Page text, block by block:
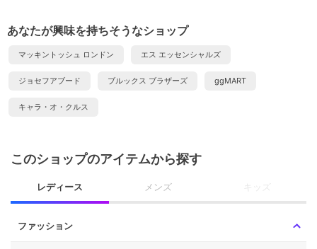
あなたが興味を持ちそうなショップ
マッキントッシュ ロンドン エス エッセンシャルズ
ジョセフアブード ブルックス ブラザーズ ggMART
キャラ・オ・クルス
このショップのアイテムから探す
レディース メンズ キッズ
ファッション